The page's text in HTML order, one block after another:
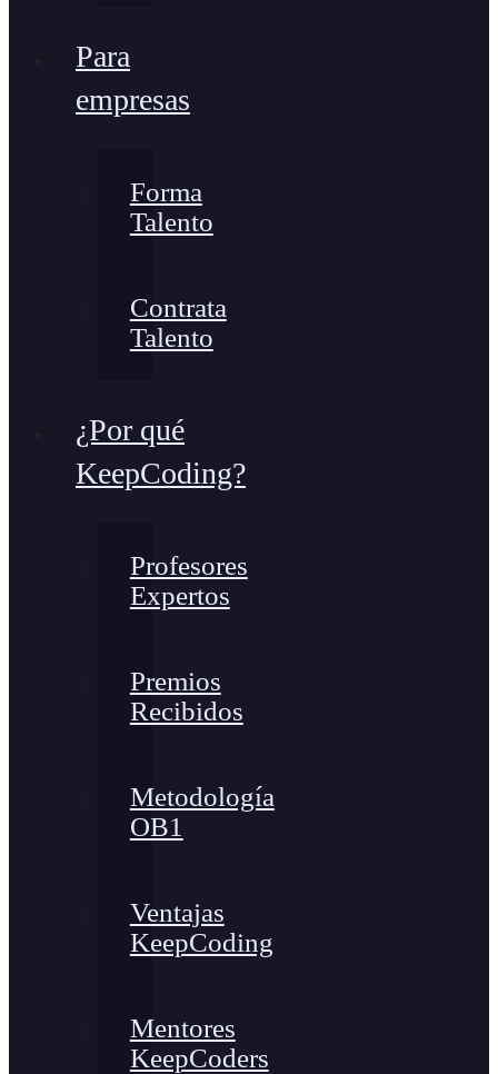
Para
empresas
Forma
Talento
Contrata
Talento
¿Por qué
KeepCoding?
Profesores
Expertos
Premios
Recibidos
Metodología
OB1
Ventajas
KeepCoding
Mentores
KeepCoders